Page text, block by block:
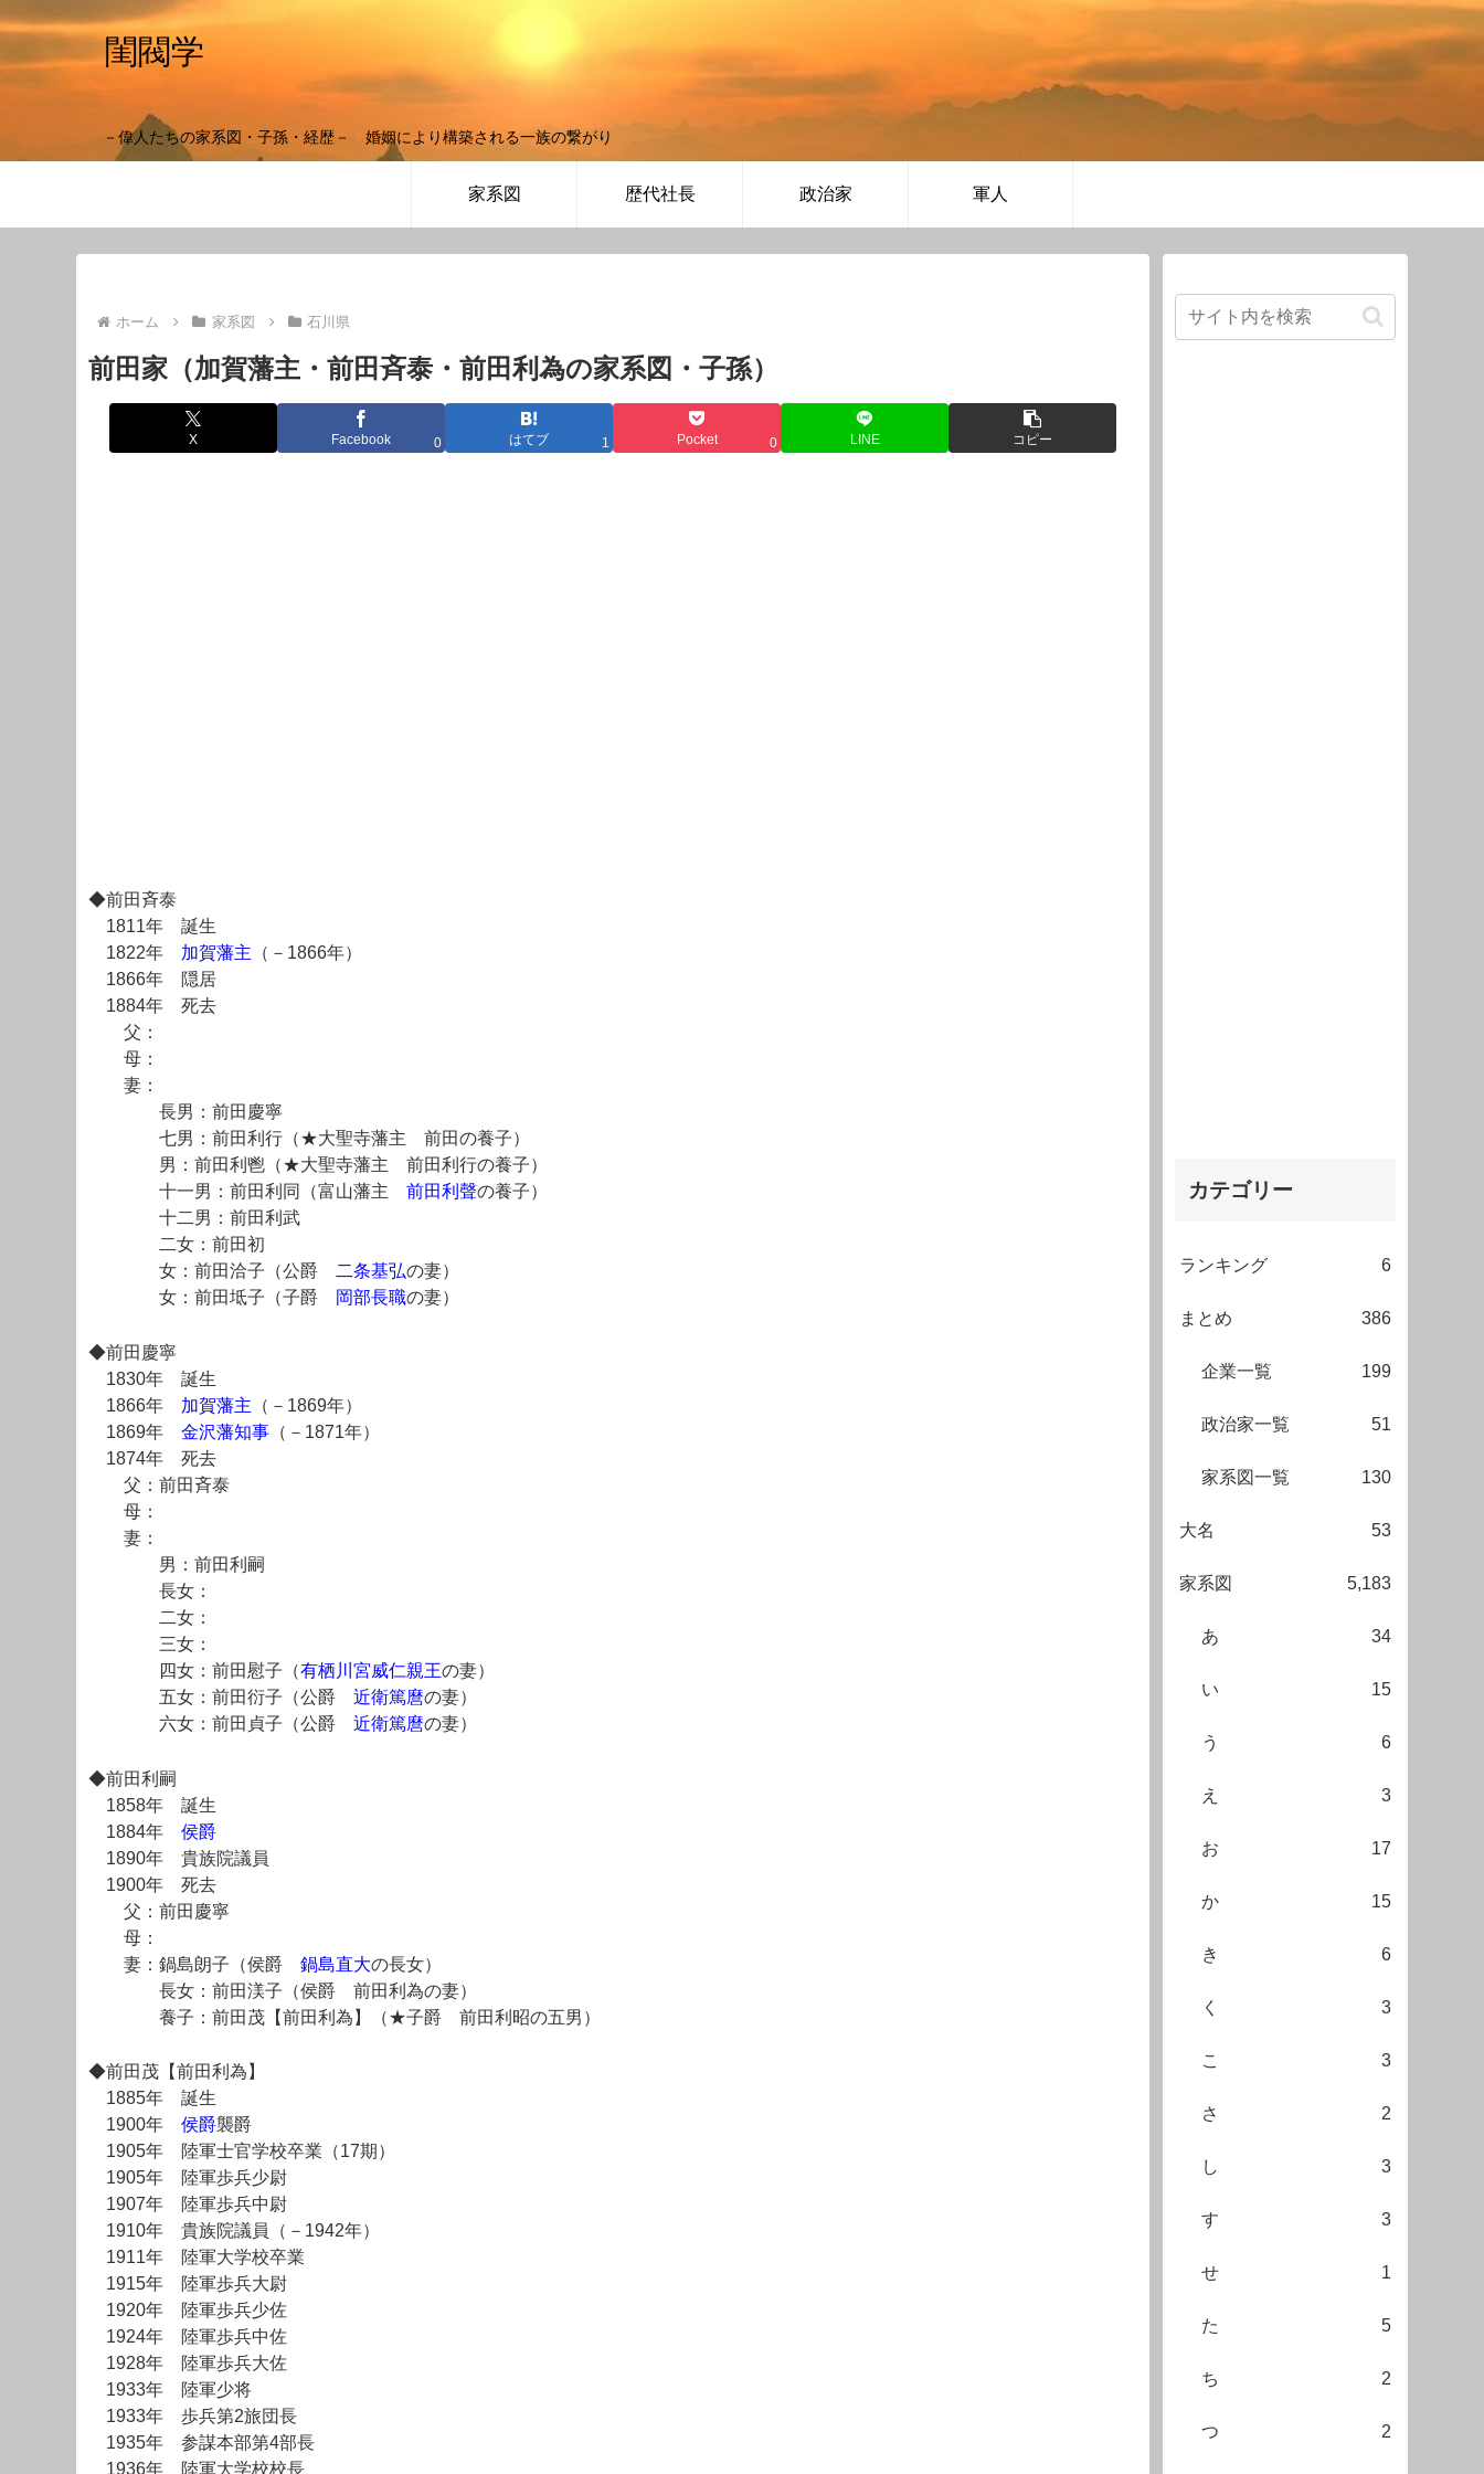
閨閥学
－偉人たちの家系図・子孫・経歴－ 婚姻により構築される一族の繋がり
家系図 歴代社長 政治家 軍人
ホーム 家系図 石川県
前田家（加賀藩主・前田斉泰・前田利為の家系図・子孫）
X Facebook 0 はてブ 1 Pocket 0 LINE コピー
◆前田斉泰
1811年 誕生
1822年 加賀藩主 （－1866年）
1866年 隠居
1884年 死去
父：
母：
妻：
長男：前田慶寧
七男：前田利行（★大聖寺藩主 前田の養子）
男：前田利鬯（★大聖寺藩主 前田利行の養子）
十一男：前田利同（富山藩主 前田利聲の養子）
十二男：前田利武
二女：前田初
女：前田洽子（公爵
二条基弘の妻）
女：前田坻子（子爵
岡部長職の妻）
◆前田慶寧
1830年 誕生
1866年 加賀藩主 （－1869年）
1869年 金沢藩知事 （－1871年）
1874年 死去
父：前田斉泰
母：
妻：
男：前田利嗣
長女：
二女：
三女：
四女：前田慰子（有栖川宮威仁親王の妻）
五女：前田衍子（公爵 近衛篤麿の妻）
六女：前田貞子（公爵 近衛篤麿の妻）
◆前田利嗣
1858年 誕生
1884年 侯爵
1890年 貴族院議員
1900年 死去
父：前田慶寧
母：
妻：鍋島朗子（侯爵 鍋島直大の長女）
長女：前田渼子（侯爵 前田利為の妻）
養子：前田茂【前田利為】（★子爵 前田利昭の五男）
◆前田茂【前田利為】
1885年 誕生
1900年 侯爵襲爵
1905年 陸軍士官学校卒業（17期）
1905年 陸軍歩兵少尉
1907年 陸軍歩兵中尉
1910年 貴族院議員（－1942年）
1911年 陸軍大学校卒業
1915年 陸軍歩兵大尉
1920年 陸軍歩兵少佐
1924年 陸軍歩兵中佐
1928年 陸軍歩兵大佐
1933年 陸軍少将
1933年 歩兵第2旅団長
1935年 参謀本部第4部長
1936年 陸軍大学校校長
カテゴリー
ランキング 6
まとめ 386
企業一覧 199
政治家一覧 51
家系図一覧 130
大名 53
家系図 5,183
あ 34
い 15
う 6
え 3
お 17
か 15
き 6
く 3
こ 3
さ 2
し 3
す 3
せ 1
た 5
ち 2
つ 2